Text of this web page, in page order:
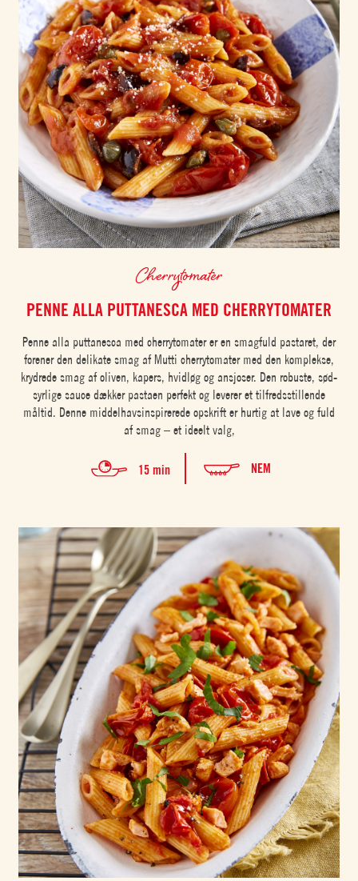
Cherrytomater
PENNE ALLA PUTTANESCA MED CHERRYTOMATER
Penne alla puttanesca med cherrytomater er en smagfuld pastaret, der
forener den delikate smag af Mutti cherrytomater med den komplekse,
krydrede smag af oliven, kapers, hvidløg og ansjoser. Den robuste, sød-
syrlige sauce dækker pastaen perfekt og leverer et tilfredsstillende
måltid. Denne middelhavsinspirerede opskrift er hurtig at lave og fuld
af smag – et ideelt valg,
15 min NEM